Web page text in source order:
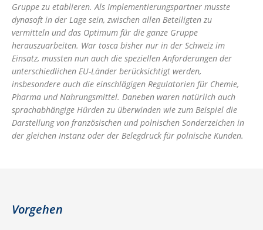
Gruppe zu etablieren. Als Implementierungspartner musste
dynasoft in der Lage sein, zwischen allen Beteiligten zu
vermitteln und das Optimum für die ganze Gruppe
herauszuarbeiten. War tosca bisher nur in der Schweiz im
Einsatz, mussten nun auch die speziellen Anforderungen der
unterschiedlichen EU-Länder berücksichtigt werden,
insbesondere auch die einschlägigen Regulatorien für Chemie,
Pharma und Nahrungsmittel. Daneben waren natürlich auch
sprachabhängige Hürden zu überwinden wie zum Beispiel die
Darstellung von französischen und polnischen Sonderzeichen in
der gleichen Instanz oder der Belegdruck für polnische Kunden.
Vorgehen